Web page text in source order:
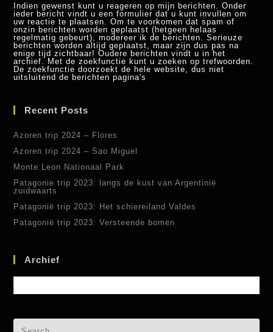
Indien gewenst kunt u reageren op mijn berichten. Onder
ieder bericht vindt u een formulier dat u kunt invullen om
uw reactie te plaatsen. Om te voorkomen dat spam of
onzin berichten worden geplaatst (hetgeen helaas
regelmatig gebeurt), modereer ik de berichten. Serieuze
berichten worden altijd geplaatst, maar zijn dus pas na
enige tijd zichtbaar! Oudere berichten vindt u in het
archief. Met de zoekfunctie kunt u zoeken op trefwoorden.
De zoekfunctie doorzoekt de hele website, dus niet
uitsluitend de berichten pagina's
Recent Posts
Azoren trip 2024 – Flores
Azoren trip 2024 – Sao Miguel
Monte Leon Nationaal Park
Patagonie trip 2023: langs de kust van Argentinië
zuidwaarts
Patagonië trip 2023: Het schiereiland Valdes
Patagonië trip 2023: Versteende bomen
Archief
Archief